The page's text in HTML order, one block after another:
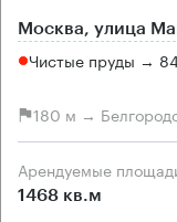
Москва, улица
Чистые пруды →
180 м →
Арендуемые
1468 кв.м